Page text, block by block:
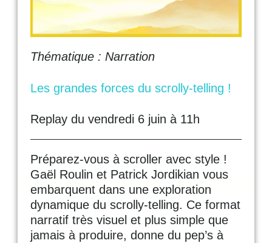
Thématique : Narration
Les grandes forces du scrolly-telling !
Replay du vendredi 6 juin à 11h
Préparez-vous à scroller avec style !
Gaël Roulin et Patrick Jordikian vous
embarquent dans une exploration
dynamique du scrolly-telling. Ce format
narratif très visuel et plus simple que
jamais à produire, donne du pep’s à